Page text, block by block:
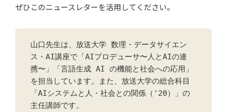
ぜひこのニュースレターを活用してください。
山口先生は、放送大学 数理・データサイエン
ス・AI講座で「AIプロデューサ〜人とAIの連
携〜」「言語生成 AI の機能と社会への応用」
を担当しています。また、放送大学の総合科目
「AIシステムと人・社会との関係（'20）」の
主任講師です。